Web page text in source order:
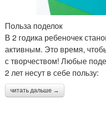
Польза поделок
В 2 годика ребеночек
активным. Это время,
с творчеством! Любые
2 лет несут в себе пользу:
читать дальше →